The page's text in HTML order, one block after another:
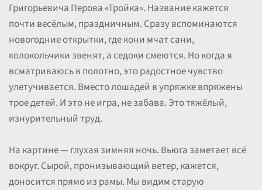
Григорьевича Перова «Тройка». Название кажется
почти весёлым, праздничным. Сразу вспоминаются
новогодние открытки, где кони мчат сани,
колокольчики звенят, а седоки смеются. Но когда я
всматриваюсь в полотно, это радостное чувство
улетучивается. Вместо лошадей в упряжке впряжены
трое детей. И это не игра, не забава. Это тяжёлый,
изнурительный труд.
На картине — глухая зимняя ночь. Вьюга заметает всё
вокруг. Сырой, пронизывающий ветер, кажется,
доносится прямо из рамы. Мы видим старую